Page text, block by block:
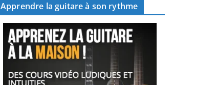
Apprendre la guitare à son rythme